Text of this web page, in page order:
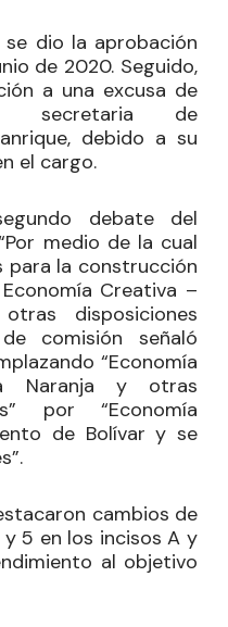
dio la aprobación
de 2020. Seguido,
a una excusa de
secretaria de
debido a su
el cargo.
debate del
medio de la cual
para la construcción
Creativa –
disposiciones
comisión señaló
“Economía
Naranja y otras
por “Economía
de Bolívar y se
cambios de
5 en los incisos A y
al objetivo